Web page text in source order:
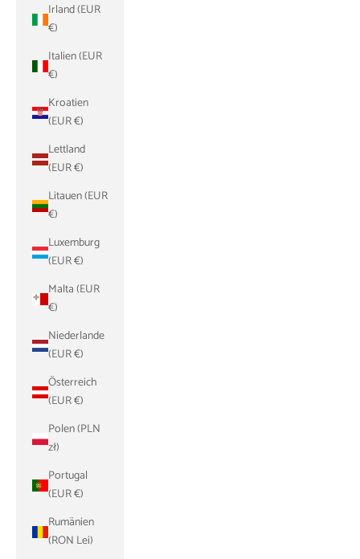
Irland (EUR
€)
Italien (EUR
€)
Kroatien
(EUR €)
Lettland
(EUR €)
Litauen (EUR
€)
Luxemburg
(EUR €)
Malta (EUR
€)
Niederlande
(EUR €)
Österreich
(EUR €)
Polen (PLN
zł)
Portugal
(EUR €)
Rumänien
(RON Lei)